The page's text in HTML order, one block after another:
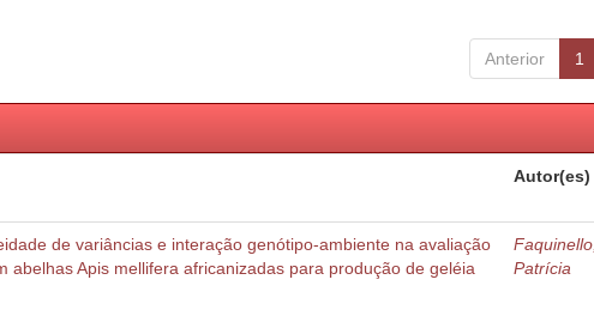
Anterior 1
Autor(es)
de variâncias e interação genótipo-ambiente na avaliação
abelhas Apis mellifera africanizadas para produção de geléia
Faquinello,
Patrícia